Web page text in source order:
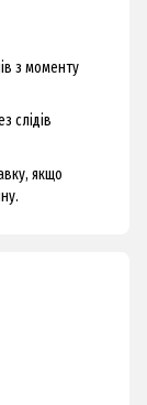
з моменту
слідів
якщо